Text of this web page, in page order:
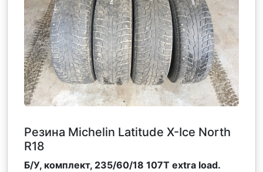
Резина Michelin Latitude X-Ice North
R18
Б/У, комплект, 235/60/18 107T extra load.